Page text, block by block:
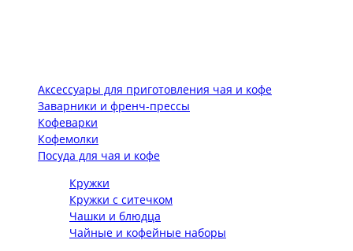
Аксессуары для приготовления чая и кофе
Заварники и френч-прессы
Кофеварки
Кофемолки
Посуда для чая и кофе
Кружки
Кружки с ситечком
Чашки и блюдца
Чайные и кофейные наборы